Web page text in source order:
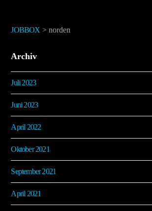
JOBBOX > norden
Archiv
Juli 2023
Juni 2023
April 2022
Oktober 2021
September 2021
April 2021